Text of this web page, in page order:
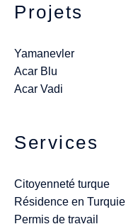
Projets
Yamanevler
Acar Blu
Acar Vadi
Services
Citoyenneté turque
Résidence en Turquie
Permis de travail